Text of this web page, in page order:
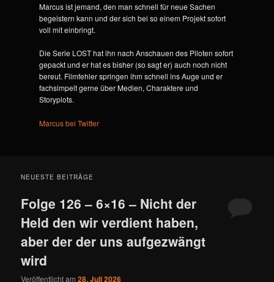
Marcus ist jemand, den man schnell für neue Sachen
begeistern kann und der sich bei so einem Projekt sofort
voll mit einbringt.
Die Serie LOST hat ihn nach Anschauen des Piloten sofort
gepackt und er hat es bisher (so sagt er) auch noch nicht
bereut. Filmfehler springen ihm schnell ins Auge und er
fachsimpelt gerne über Medien, Charaktere und
Storyplots.
Marcus bei Twitter
NEUESTE BEITRÄGE
Folge 126 – 6×16 – Nicht der
Held den wir verdient haben,
aber der der uns aufgezwängt
wird
Veröffentlicht am28. Juli 2026